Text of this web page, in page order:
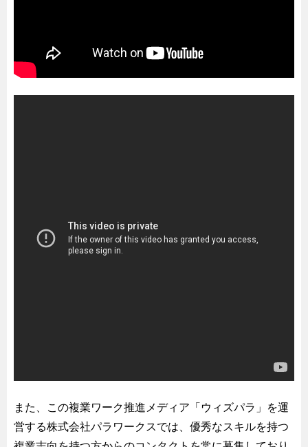
また、この複業ワーク推進メディア「ウィズパラ」を運
営する株式会社パラワークスでは、優秀なスキルを持つ